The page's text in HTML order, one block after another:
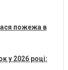
пожежа в
у 2026 році: